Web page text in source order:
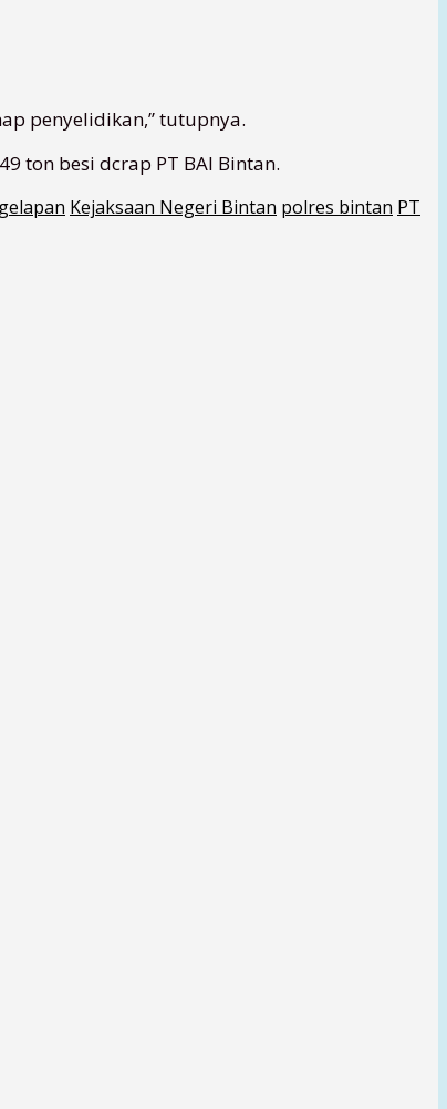
penyelidikan,” tutupnya.
ton besi dcrap PT BAI Bintan.
Kejaksaan Negeri Bintan polres bintan PT